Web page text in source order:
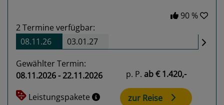
90 %
2Termine verfügbar:
08.11.26
03.01.27
Gewählter Termin:
08.11.2026 - 22.11.2026
Leistungspakete
p. P. ab€ 1.420,-
zur Reise